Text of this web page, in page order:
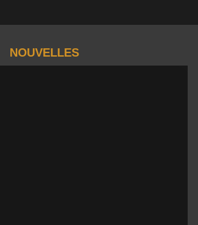
NOUVELLES